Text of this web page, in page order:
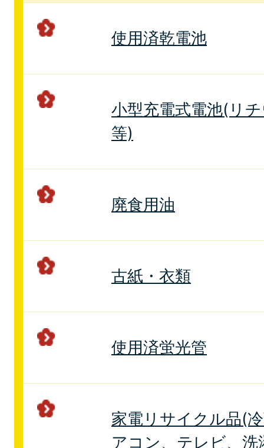
使用済乾電池
小型充電式電池(リ
等)
廃食用油
古紙・衣類
使用済蛍光管
家電リサイクル品(
アコン、テレビ、洗